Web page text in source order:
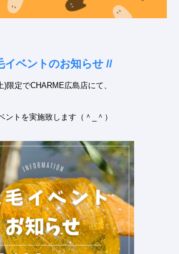
イベントのお知らせ //
)限定でCHARME広島店にて、
ントを実施致します （＾ ＾）